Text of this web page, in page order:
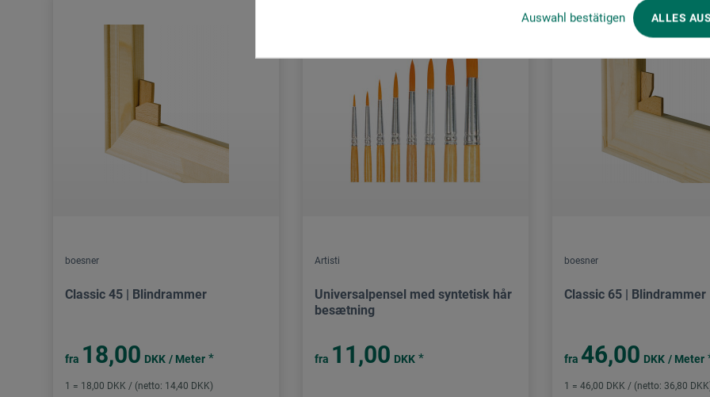
Auswahl bestätigen ALLES
boesner
Classic 45 | Blindrammer
fra 18,00 DKK / Meter *
1 = 18,00 DKK / (netto: 14,40 DKK)
Artisti
Universalpensel med syntetisk hår
besætning
fra 11,00 DKK *
boesner
Classic 65 | Blindrammer
fra 46,00 DKK / Meter
1 = 46,00 DKK / (netto: 36,80